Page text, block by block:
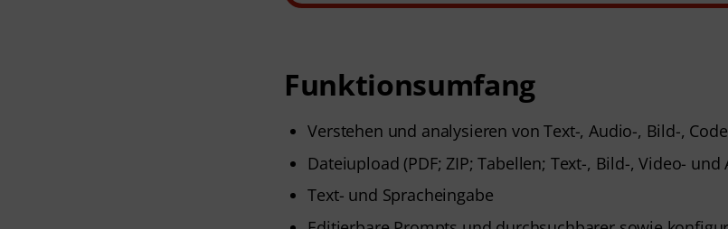
Funktionsumfang
Verstehen und analysieren von Text-, Audio-, Bild-,
Dateiupload (PDF; ZIP; Tabellen; Text-, Bild-, Video-
Text- und Spracheingabe